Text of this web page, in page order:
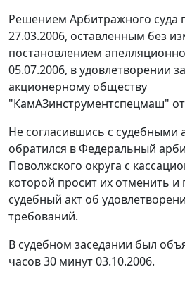
Решением Арбитражного суда
27.03.2006, оставленным без
постановлением
05.07.2006, в удовлетворении
акционерному обществу
"КамАЗинструментспецмаш"
Не согласившись с судебными
обратился в Федеральный
Поволжского округа с
которой просит их отменить
судебный акт об
требований.
В судебном заседании был
часов 30 минут 03.10.2006.